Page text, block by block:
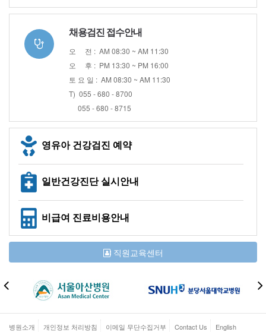
채용검진 접수안내
오 전 : AM 08:30 ~ AM 11:30
오 후 : PM 13:30 ~ PM 16:00
토 요 일 : AM 08:30 ~ AM 11:30
T) 055 - 680 - 8700
055 - 680 - 8715
영유아 건강검진 예약
일반건강진단 실시안내
비급여 진료비용안내
직원교육센터
병원소개 개인정보 처리방침 이메일 무단수집거부 Contact Us English